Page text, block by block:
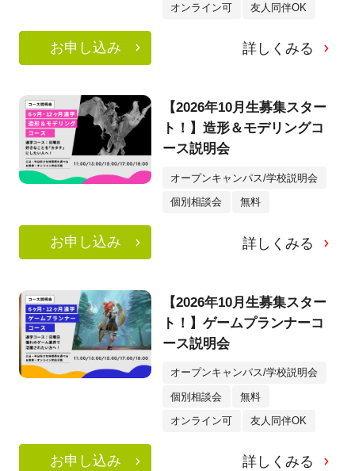
オンライン可 友人同伴OK
お申し込み 詳しくみる
【2026年10月生募集スター
ト！】造形＆モデリングコ
ース説明会
オープンキャンパス/学校説明会
個別相談会 無料
お申し込み 詳しくみる
【2026年10月生募集スター
ト！】ゲームプランナーコ
ース説明会
オープンキャンパス/学校説明会
個別相談会 無料
オンライン可 友人同伴OK
お申し込み 詳しくみる